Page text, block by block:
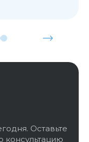
Оставьте
консультацию